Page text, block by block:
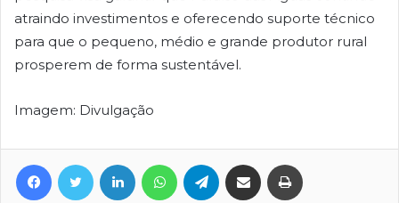
atraindo investimentos e oferecendo suporte técnico
para que o pequeno, médio e grande produtor rural
prosperem de forma sustentável.
Imagem: Divulgação
FacebookTwitter Linkedin WhatsAppTelegramCompartilhar via e-mail